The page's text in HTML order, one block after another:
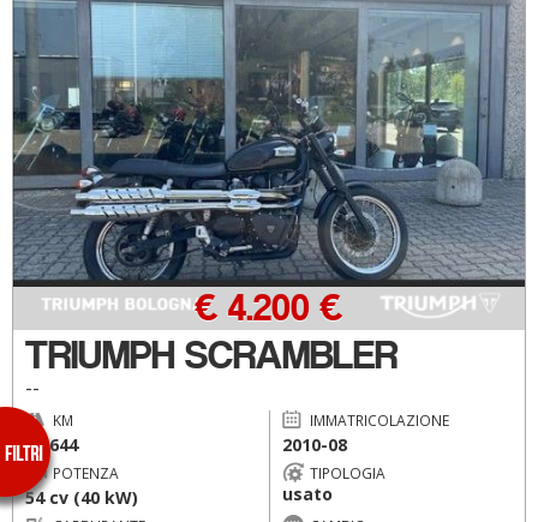
TRIUMPH SCRAMBLER
--
€ 4.200 €
KM
48.644
IMMATRICOLAZIONE
2010-08
POTENZA
54 cv (40 kW)
TIPOLOGIA
usato